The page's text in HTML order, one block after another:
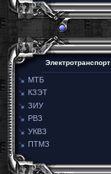
Электротранспорт
МТБ
КЗЭТ
ЗИУ
РВЗ
УКВЗ
ПТМЗ